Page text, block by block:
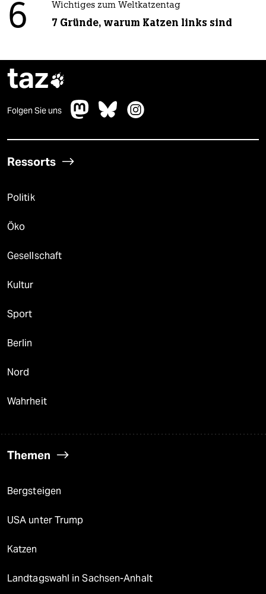
6 Wichtiges zum Weltkatzentag
7 Gründe, warum Katzen links sind
taz
Folgen Sie uns
Ressorts
Politik
Öko
Gesellschaft
Kultur
Sport
Berlin
Nord
Wahrheit
Themen
Bergsteigen
USA unter Trump
Katzen
Landtagswahl in Sachsen-Anhalt